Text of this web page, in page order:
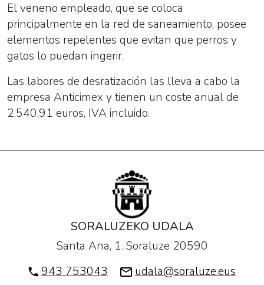
El veneno empleado, que se coloca
principalmente en la red de saneamiento, posee
elementos repelentes que evitan que perros y
gatos lo puedan ingerir.
Las labores de desratización las lleva a cabo la
empresa Anticimex y tienen un coste anual de
2.540,91 euros, IVA incluido.
SORALUZEKO UDALA
Santa Ana, 1. Soraluze 20590
943 753043
udala@soraluze.eus